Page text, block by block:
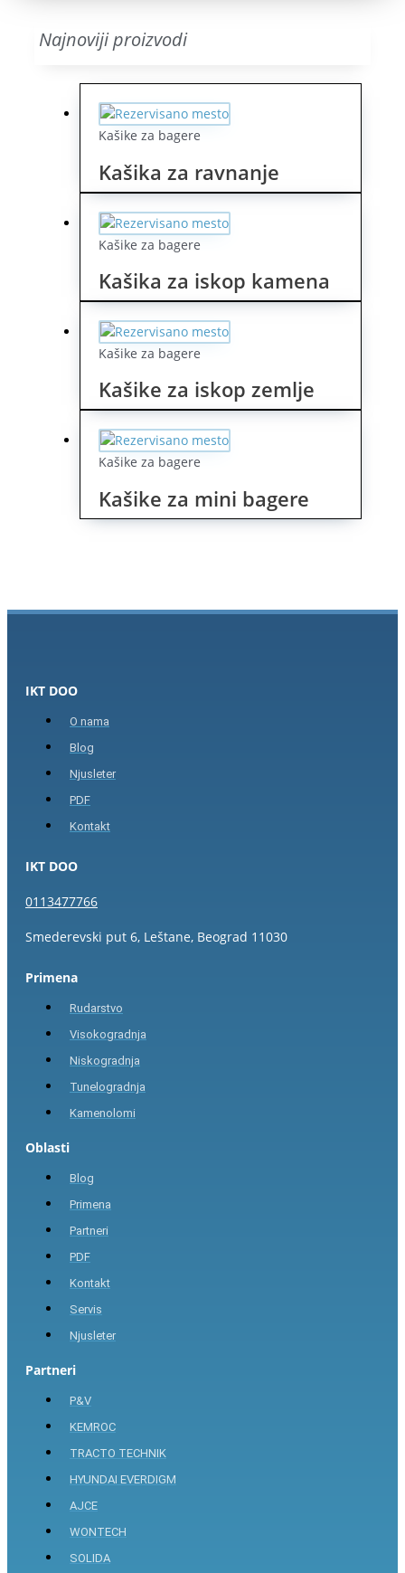
Najnoviji proizvodi
Kašike za bagere
Kašika za ravnanje
Kašike za bagere
Kašika za iskop kamena
Kašike za bagere
Kašike za iskop zemlje
Kašike za bagere
Kašike za mini bagere
IKT DOO
O nama
Blog
Njusleter
PDF
Kontakt
IKT DOO
0113477766
Smederevski put 6, Leštane, Beograd 11030
Primena
Rudarstvo
Visokogradnja
Niskogradnja
Tunelogradnja
Kamenolomi
Oblasti
Blog
Primena
Partneri
PDF
Kontakt
Servis
Njusleter
Partneri
P&V
KEMROC
TRACTO TECHNIK
HYUNDAI EVERDIGM
AJCE
WONTECH
SOLIDA